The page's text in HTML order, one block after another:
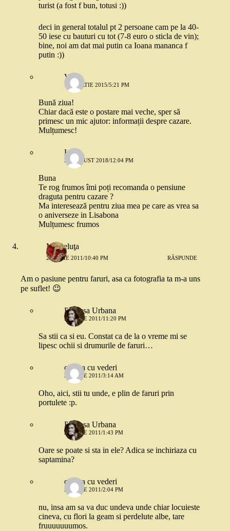
turist (a fost f bun, totusi :))
deci in general totalul pt 2 persoane cam pe la 40-
50 iese cu bauturi cu tot (7-8 euro o sticla de vin);
bine, noi am dat mai putin ca Ioana mananca f
putin :))
Verra
12 MARTIE 2015/5:21 PM
Bună ziua!
Chiar dacă este o postare mai veche, sper să
primesc un mic ajutor: informații despre cazare.
Mulțumesc!
Lori
24 AUGUST 2018/12:04 PM
Buna
Te rog frumos îmi poți recomanda o pensiune
draguta pentru cazare ?
Ma interesează pentru ziua mea pe care as vrea sa
o aniverseze in Lisabona
Mulțumesc frumos
Mărgeluţa
20 IULIE 2011/10:40 PM RĂSPUNDE
Am o pasiune pentru faruri, asa ca fotografia ta m-a uns
pe suflet! 😉
Printesa Urbana
20 IULIE 2011/11:20 PM
Sa stii ca si eu. Constat ca de la o vreme mi se
lipesc ochii si drumurile de faruri…
cineva cu vederi
21 IULIE 2011/3:14 AM
Oho, aici, stii tu unde, e plin de faruri prin
portulete :p.
Printesa Urbana
21 IULIE 2011/1:43 PM
Oare se poate si sta in ele? Adica se inchiriaza cu
saptamina?
cineva cu vederi
21 IULIE 2011/2:04 PM
nu, insa am sa va duc undeva unde chiar locuieste
cineva, cu flori la geam si perdelute albe, tare
fruuuuuuumos.